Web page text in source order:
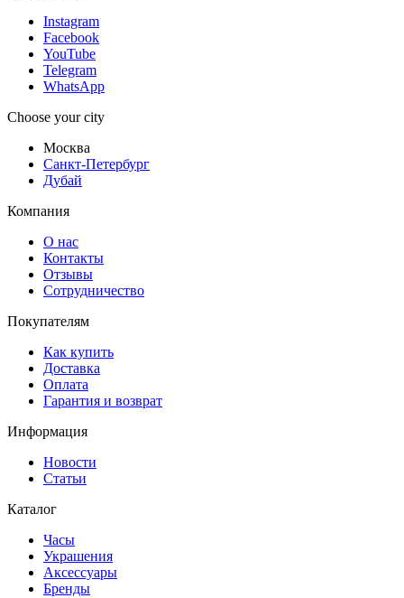
Instagram
Facebook
YouTube
Telegram
WhatsApp
Choose your city
Москва
Санкт-Петербург
Дубай
Компания
О нас
Контакты
Отзывы
Сотрудничество
Покупателям
Как купить
Доставка
Оплата
Гарантия и возврат
Информация
Новости
Статьи
Каталог
Часы
Украшения
Аксессуары
Бренды